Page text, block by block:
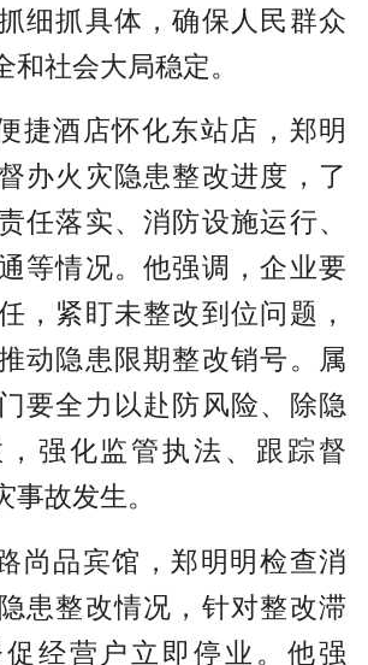
细抓具体，确保人民群众
和社会大局稳定。
捷酒店怀化东站店，郑明
办火灾隐患整改进度，了
任落实、消防设施运行、
等情况。他强调，企业要
，紧盯未整改到位问题，
动隐患限期整改销号。属
要全力以赴防风险、除隐
强化监管执法、跟踪督
事故发生。
尚品宾馆，郑明明检查消
患整改情况，针对整改滞
经营户立即停业。他强